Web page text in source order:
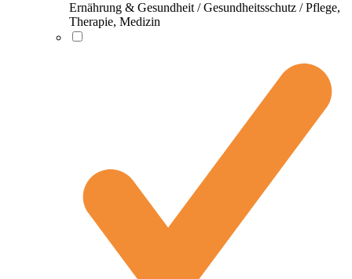
Ernährung & Gesundheit / Gesundheitsschutz / Pflege,
Therapie, Medizin